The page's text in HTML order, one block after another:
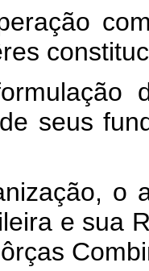
com
da
seus
o
e sua